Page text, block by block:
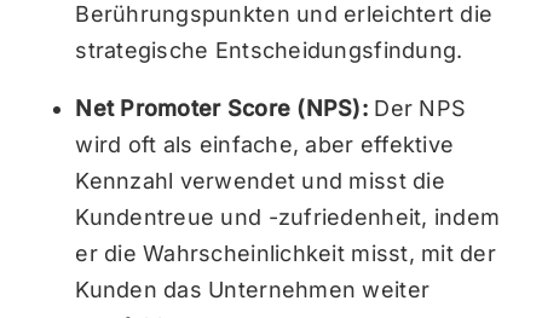
Berührungspunkten und erleichtert die
strategische Entscheidungsfindung.
Net Promoter Score (NPS):Der NPS
wird oft als einfache, aber effektive
Kennzahl verwendet und misst die
Kundentreue und -zufriedenheit, indem
er die Wahrscheinlichkeit misst, mit der
Kunden das Unternehmen weiter